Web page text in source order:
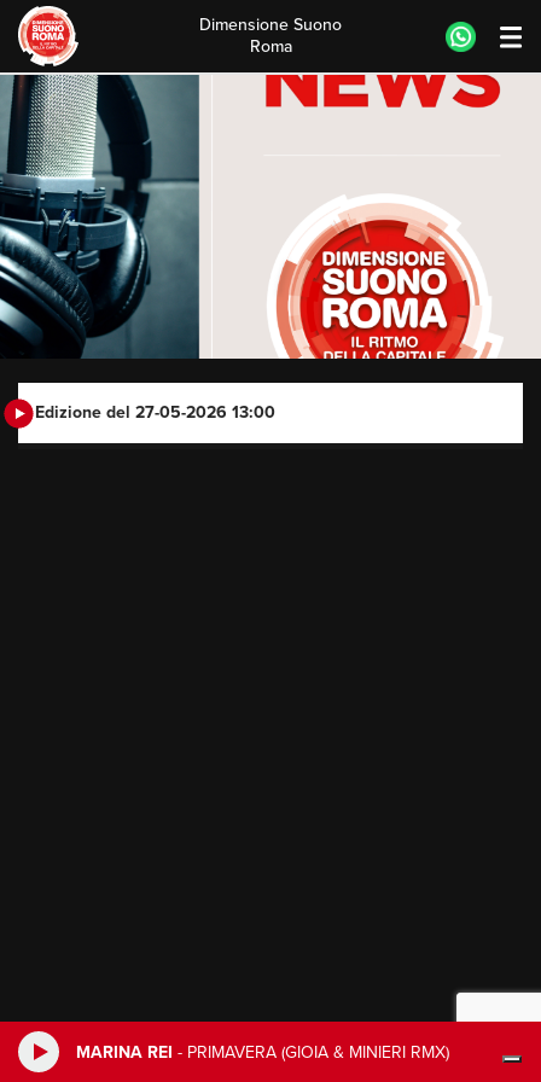
MARINA REI - PRIMAVERA (GIOIA & MINIERI RMX)
Skip
to
content
Dimensione Suono
Roma
Edizione del 27-05-2026 13:00